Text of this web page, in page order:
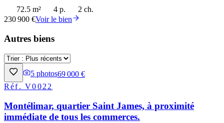
72.5 m² 4 p.
2 ch.
230 900 €Voir le bien
Autres biens
5 photos69 000 €
Réf.V0022
Montélimar, quartier Saint James, à proximité
immédiate de tous les commerces.